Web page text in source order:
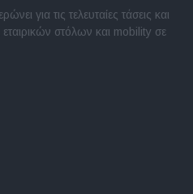
για τις τελευταίες τάσεις και
εταιρικών στόλων και mobility σε